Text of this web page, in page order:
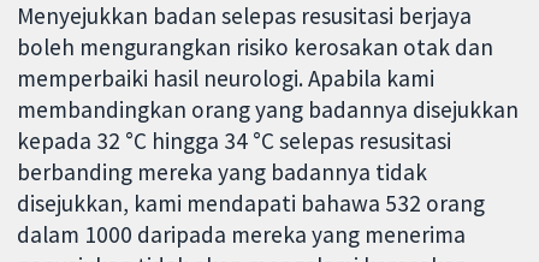
Menyejukkan badan selepas resusitasi berjaya
boleh mengurangkan risiko kerosakan otak dan
memperbaiki hasil neurologi. Apabila kami
membandingkan orang yang badannya disejukkan
kepada 32 °C hingga 34 °C selepas resusitasi
berbanding mereka yang badannya tidak
disejukkan, kami mendapati bahawa 532 orang
dalam 1000 daripada mereka yang menerima